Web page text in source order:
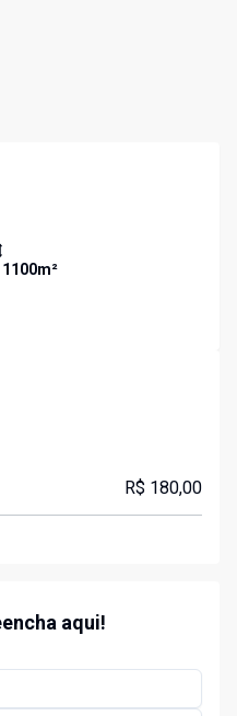
1100m²
R$ 180,00
aqui!